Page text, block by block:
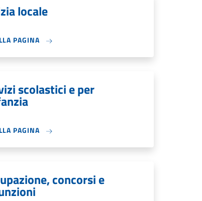
locale
PAGINA
scolastici e per
PAGINA
concorsi e